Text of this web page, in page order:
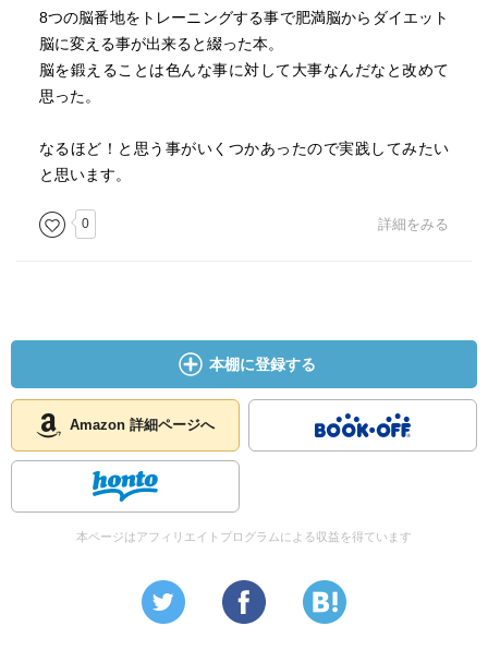
8つの脳番地をトレーニングする事で肥満脳からダイエット
脳に変える事が出来ると綴った本。
脳を鍛えることは色んな事に対して大事なんだなと改めて
思った。
なるほど！と思う事がいくつかあったので実践してみたい
と思います。
0 詳細をみる
本棚に登録する
Amazon 詳細ページへ
本ページはアフィリエイトプログラムによる収益を得ています